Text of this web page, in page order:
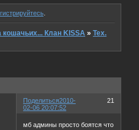
.
Клан KISSA »Тех.
Поделиться 21
2010-
02-06 20:07:52
мб админы просто боятся что